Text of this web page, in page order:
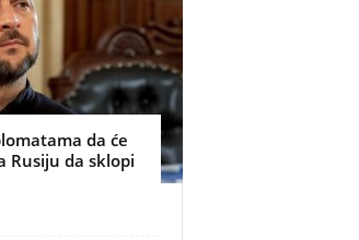
da će
Rusiju da sklopi